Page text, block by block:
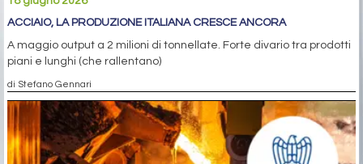
ACCIAIO, LA PRODUZIONE ITALIANA CRESCE ANCORA
A maggio output a 2 milioni di tonnellate. Forte divario tra prodotti
piani e lunghi (che rallentano)
di Stefano Gennari